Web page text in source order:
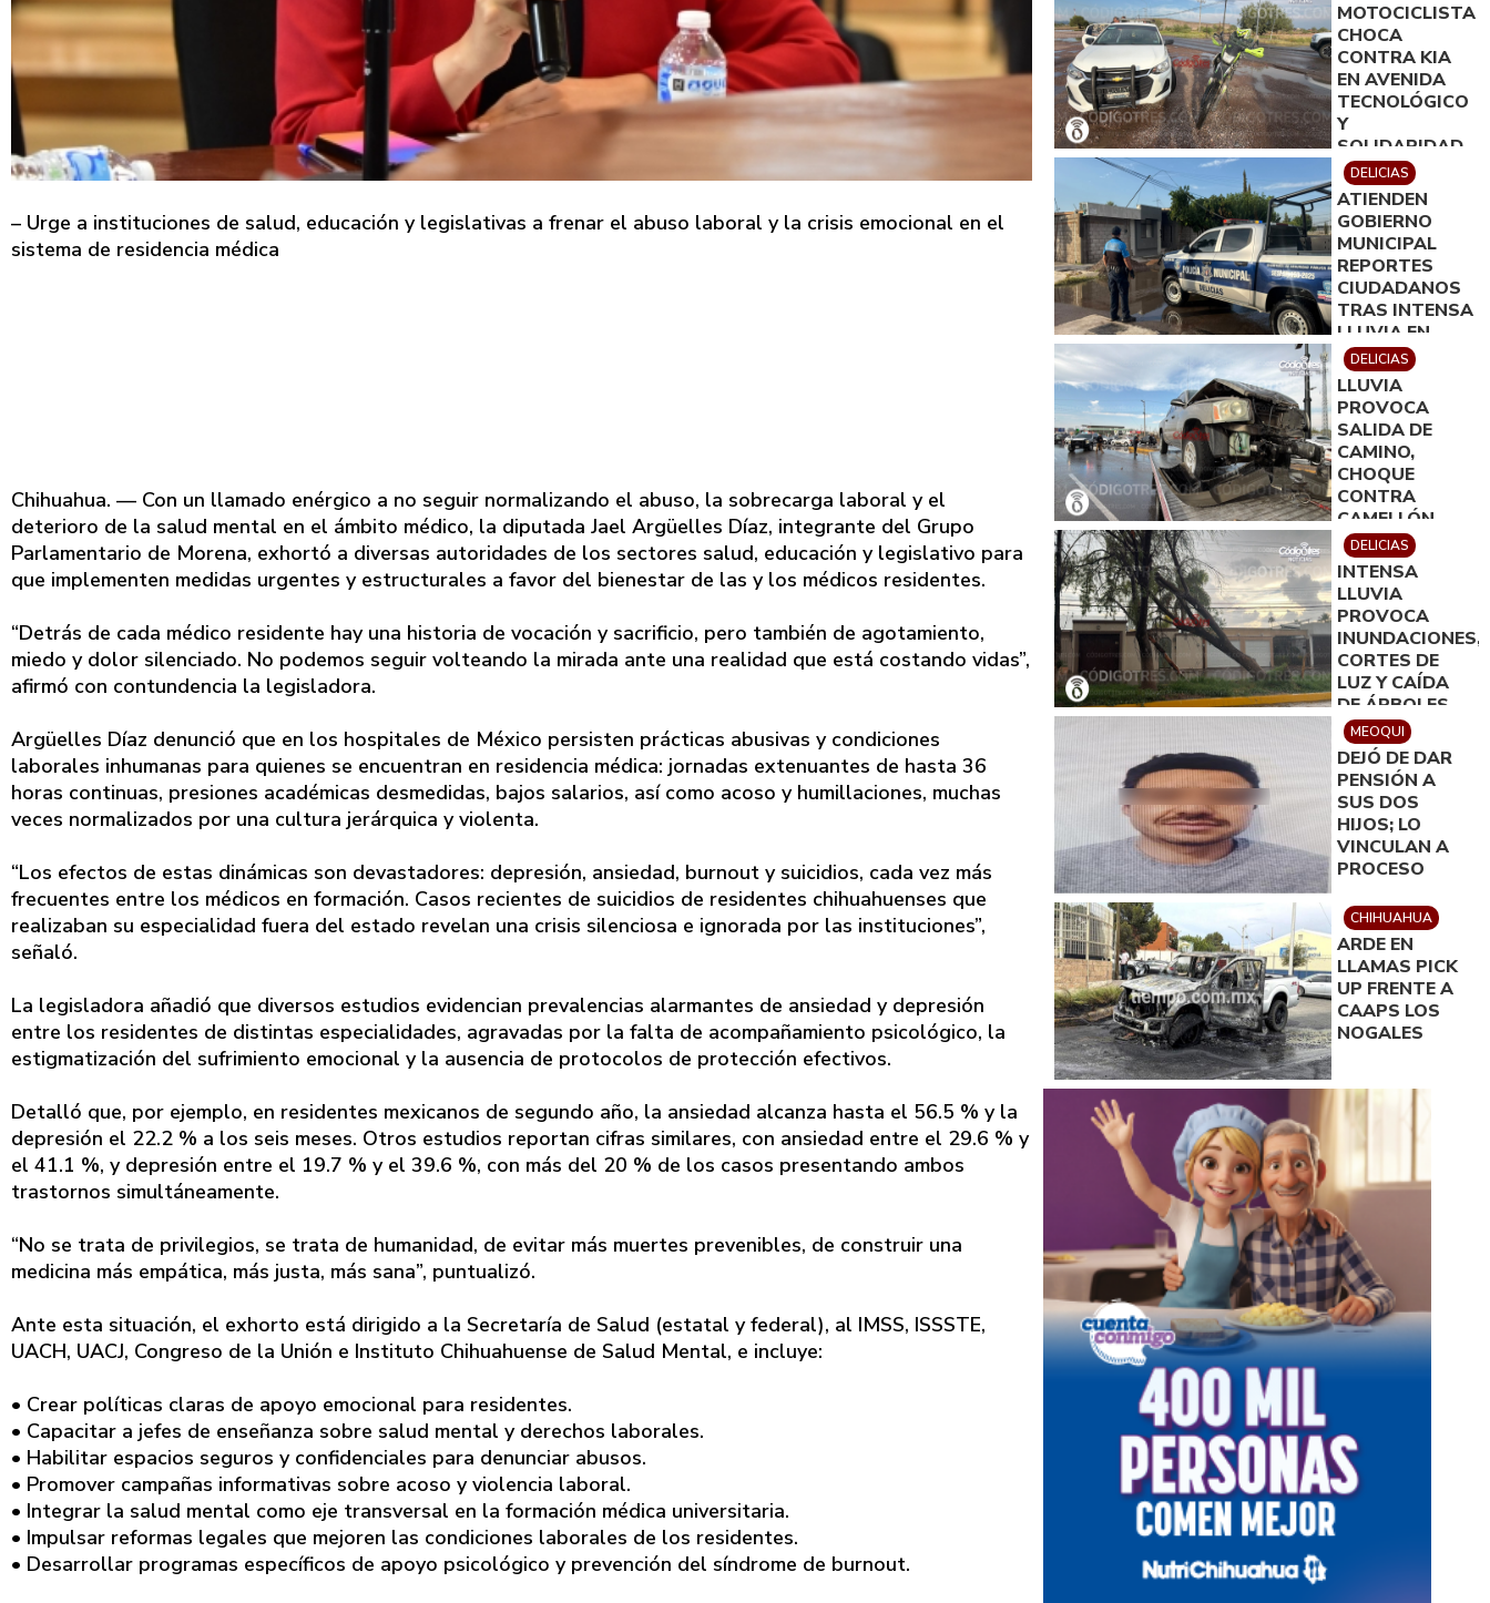
– Urge a instituciones de salud, educación y legislativas a frenar el abuso laboral y la crisis emocional en el
sistema de residencia médica
Chihuahua. — Con un llamado enérgico a no seguir normalizando el abuso, la sobrecarga laboral y el
deterioro de la salud mental en el ámbito médico, la diputada Jael Argüelles Díaz, integrante del Grupo
Parlamentario de Morena, exhortó a diversas autoridades de los sectores salud, educación y legislativo para
que implementen medidas urgentes y estructurales a favor del bienestar de las y los médicos residentes.
“Detrás de cada médico residente hay una historia de vocación y sacrificio, pero también de agotamiento,
miedo y dolor silenciado. No podemos seguir volteando la mirada ante una realidad que está costando vidas”,
afirmó con contundencia la legisladora.
Argüelles Díaz denunció que en los hospitales de México persisten prácticas abusivas y condiciones
laborales inhumanas para quienes se encuentran en residencia médica: jornadas extenuantes de hasta 36
horas continuas, presiones académicas desmedidas, bajos salarios, así como acoso y humillaciones, muchas
veces normalizados por una cultura jerárquica y violenta.
“Los efectos de estas dinámicas son devastadores: depresión, ansiedad, burnout y suicidios, cada vez más
frecuentes entre los médicos en formación. Casos recientes de suicidios de residentes chihuahuenses que
realizaban su especialidad fuera del estado revelan una crisis silenciosa e ignorada por las instituciones”,
señaló.
La legisladora añadió que diversos estudios evidencian prevalencias alarmantes de ansiedad y depresión
entre los residentes de distintas especialidades, agravadas por la falta de acompañamiento psicológico, la
estigmatización del sufrimiento emocional y la ausencia de protocolos de protección efectivos.
Detalló que, por ejemplo, en residentes mexicanos de segundo año, la ansiedad alcanza hasta el 56.5 % y la
depresión el 22.2 % a los seis meses. Otros estudios reportan cifras similares, con ansiedad entre el 29.6 % y
el 41.1 %, y depresión entre el 19.7 % y el 39.6 %, con más del 20 % de los casos presentando ambos
trastornos simultáneamente.
“No se trata de privilegios, se trata de humanidad, de evitar más muertes prevenibles, de construir una
medicina más empática, más justa, más sana”, puntualizó.
Ante esta situación, el exhorto está dirigido a la Secretaría de Salud (estatal y federal), al IMSS, ISSSTE,
UACH, UACJ, Congreso de la Unión e Instituto Chihuahuense de Salud Mental, e incluye:
• Crear políticas claras de apoyo emocional para residentes.
• Capacitar a jefes de enseñanza sobre salud mental y derechos laborales.
• Habilitar espacios seguros y confidenciales para denunciar abusos.
• Promover campañas informativas sobre acoso y violencia laboral.
• Integrar la salud mental como eje transversal en la formación médica universitaria.
• Impulsar reformas legales que mejoren las condiciones laborales de los residentes.
• Desarrollar programas específicos de apoyo psicológico y prevención del síndrome de burnout.
MOTOCICLISTA
CHOCA
CONTRA KIA
EN AVENIDA
TECNOLÓGICO
Y
SOLIDARIDAD
DELICIAS
ATIENDEN
GOBIERNO
MUNICIPAL
REPORTES
CIUDADANOS
TRAS INTENSA
LLUVIA EN
DELICIAS
DELICIAS
LLUVIA
PROVOCA
SALIDA DE
CAMINO,
CHOQUE
CONTRA
CAMELLÓN,
DERRIBO DE
DOS
ARBOTANTES
Y DAÑOS DE
100 MIL PESOS
DELICIAS
INTENSA
LLUVIA
PROVOCA
INUNDACIONES,
CORTES DE
LUZ Y CAÍDA
DE ÁRBOLES
EN DELICIAS
MEOQUI
DEJÓ DE DAR
PENSIÓN A
SUS DOS
HIJOS; LO
VINCULAN A
PROCESO
CHIHUAHUA
ARDE EN
LLAMAS PICK
UP FRENTE A
CAAPS LOS
NOGALES